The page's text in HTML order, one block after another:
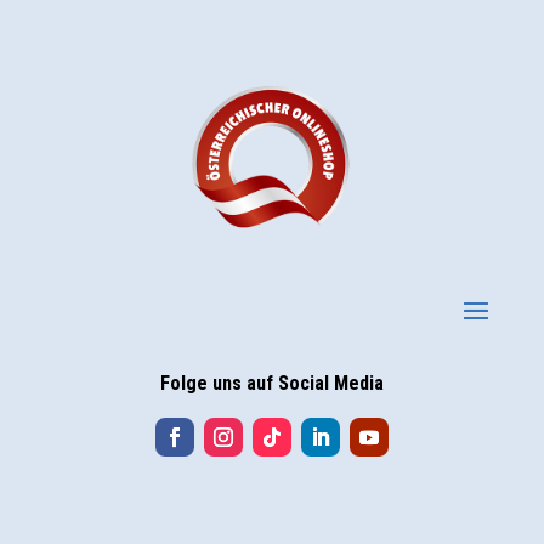
Folge uns auf Social Media